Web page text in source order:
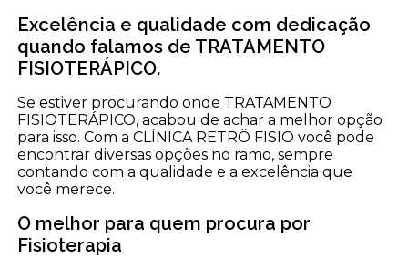
Excelência e qualidade com dedicação
quando falamos de TRATAMENTO
FISIOTERÁPICO.
Se estiver procurando onde TRATAMENTO
FISIOTERÁPICO, acabou de achar a melhor opção
para isso. Com a CLÍNICA RETRÔ FISIO você pode
encontrar diversas opções no ramo, sempre
contando com a qualidade e a excelência que
você merece.
O melhor para quem procura por
Fisioterapia